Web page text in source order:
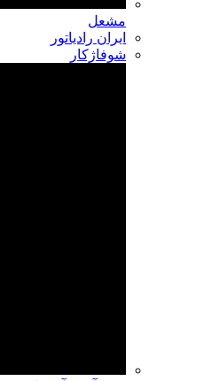
مشعل
ایران رادیاتور
شوفاژکار